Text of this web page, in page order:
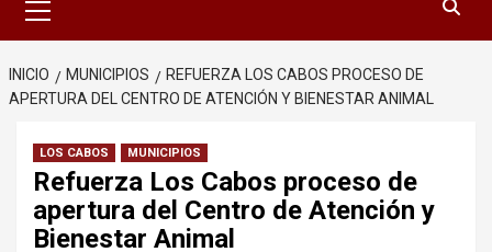
primario
INICIO MUNICIPIOS
REFUERZA LOS CABOS PROCESO DE
APERTURA DEL CENTRO DE ATENCIÓN Y BIENESTAR ANIMAL
LOS CABOS MUNICIPIOS
Refuerza Los Cabos proceso de
apertura del Centro de Atención y
Bienestar Animal